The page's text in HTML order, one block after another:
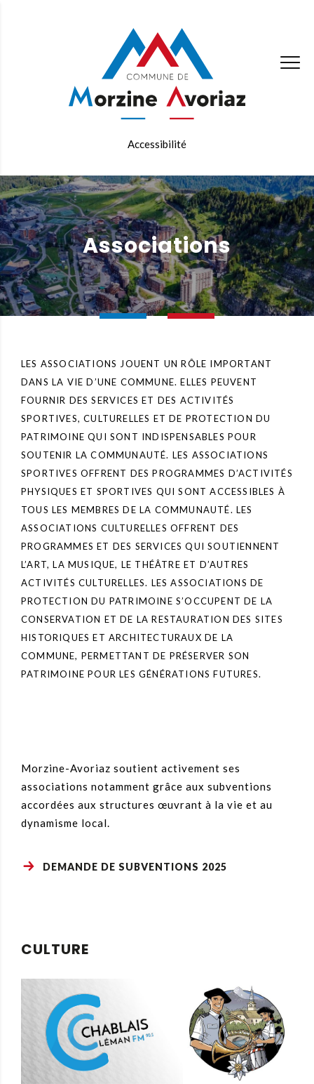
Accessibilité
Associations
LES ASSOCIATIONS JOUENT UN RÔLE IMPORTANT
DANS LA VIE D’UNE COMMUNE. ELLES PEUVENT
FOURNIR DES SERVICES ET DES ACTIVITÉS
SPORTIVES, CULTURELLES ET DE PROTECTION DU
PATRIMOINE QUI SONT INDISPENSABLES POUR
SOUTENIR LA COMMUNAUTÉ. LES ASSOCIATIONS
SPORTIVES OFFRENT DES PROGRAMMES D’ACTIVITÉS
PHYSIQUES ET SPORTIVES QUI SONT ACCESSIBLES À
TOUS LES MEMBRES DE LA COMMUNAUTÉ. LES
ASSOCIATIONS CULTURELLES OFFRENT DES
PROGRAMMES ET DES SERVICES QUI SOUTIENNENT
L’ART, LA MUSIQUE, LE THÉÂTRE ET D’AUTRES
ACTIVITÉS CULTURELLES. LES ASSOCIATIONS DE
PROTECTION DU PATRIMOINE S’OCCUPENT DE LA
CONSERVATION ET DE LA RESTAURATION DES SITES
HISTORIQUES ET ARCHITECTURAUX DE LA
COMMUNE, PERMETTANT DE PRÉSERVER SON
PATRIMOINE POUR LES GÉNÉRATIONS FUTURES.
Morzine-Avoriaz soutient activement ses
associations notamment grâce aux subventions
accordées aux structures œuvrant à la vie et au
dynamisme local.
DEMANDE DE SUBVENTIONS 2025
CULTURE